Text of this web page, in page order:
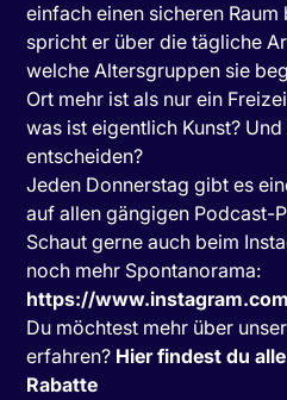
einfach einen sicheren Raum
spricht er über die tägliche
welche Altersgruppen sie
Ort mehr ist als nur ein
was ist eigentlich Kunst?
entscheiden?
Jeden Donnerstag gibt es
auf allen gängigen Podcast-
Schaut gerne auch beim
noch mehr Spontanorama:
https://
Du möchtest mehr über
erfahren? Hier findest du
Rabatte